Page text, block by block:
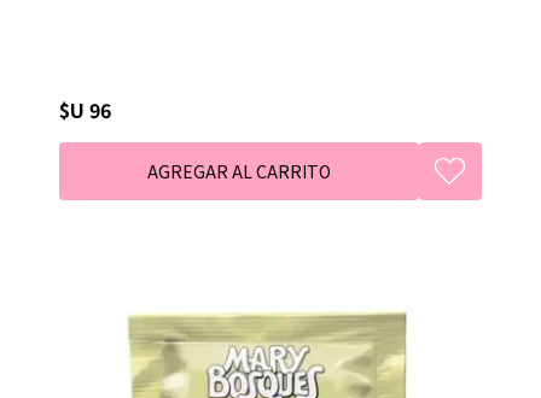
$U 96